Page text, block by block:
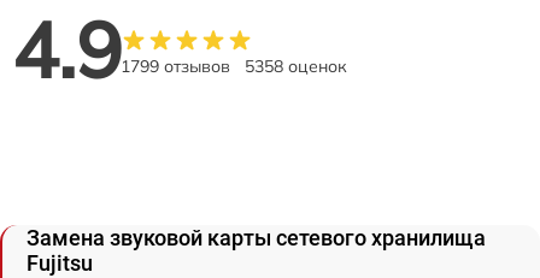
4.91799 отзывов 5358 оценок
Замена звуковой карты сетевого хранилища
Fujitsu